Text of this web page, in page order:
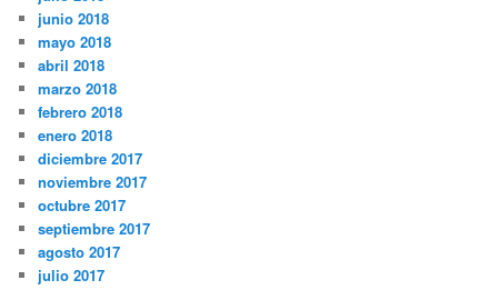
junio 2018
mayo 2018
abril 2018
marzo 2018
febrero 2018
enero 2018
diciembre 2017
noviembre 2017
octubre 2017
septiembre 2017
agosto 2017
julio 2017